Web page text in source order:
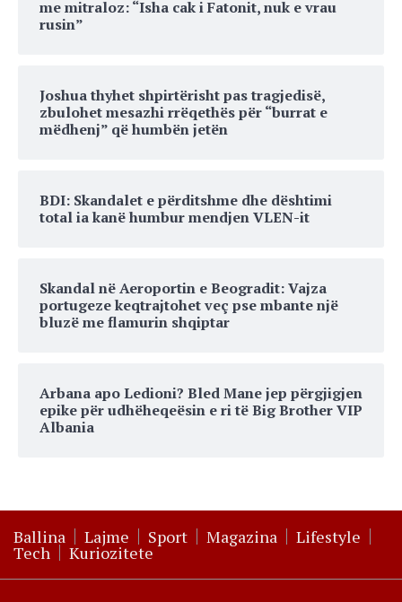
me mitraloz: “Isha cak i Fatonit, nuk e vrau
rusin”
Joshua thyhet shpirtërisht pas tragjedisë,
zbulohet mesazhi rrëqethës për “burrat e
mëdhenj” që humbën jetën
BDI: Skandalet e përditshme dhe dështimi
total ia kanë humbur mendjen VLEN-it
Skandal në Aeroportin e Beogradit: Vajza
portugeze keqtrajtohet veç pse mbante një
bluzë me flamurin shqiptar
Arbana apo Ledioni? Bled Mane jep përgjigjen
epike për udhëheqeësin e ri të Big Brother VIP
Albania
Ballina Lajme Sport Magazina Lifestyle
Tech Kuriozitete